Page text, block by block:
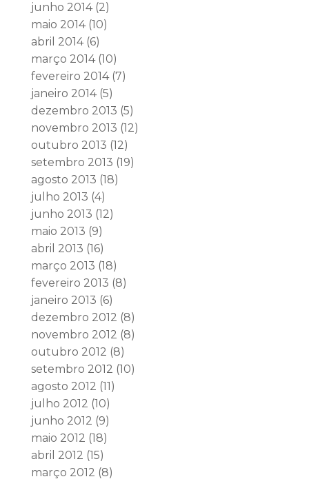
junho 2014(2)
maio 2014(10)
abril 2014(6)
março 2014(10)
fevereiro 2014(7)
janeiro 2014(5)
dezembro 2013 (5)
novembro 2013 (12)
outubro 2013 (12)
setembro 2013 (19)
agosto 2013 (18)
julho 2013 (4)
junho 2013 (12)
maio 2013 (9)
abril 2013 (16)
março 2013 (18)
fevereiro 2013 (8)
janeiro 2013 (6)
dezembro 2012 (8)
novembro 2012 (8)
outubro 2012 (8)
setembro 2012 (10)
agosto 2012 (11)
julho 2012 (10)
junho 2012 (9)
maio 2012 (18)
abril 2012 (15)
março 2012 (8)